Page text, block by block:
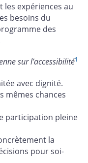
les expériences au
besoins du
des
sur l’accessibilité1
avec dignité.
mêmes chances
participation pleine
la
pour soi-